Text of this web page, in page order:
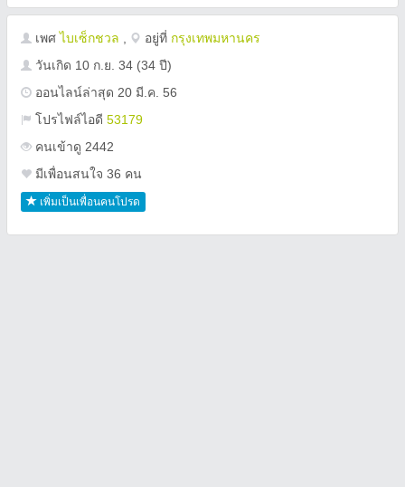
เพศไบเซ็กชวล อยู่ที่ กรุงเทพมหานคร
วันเกิด 10 ก.ย. 34 (34 ปี)
ออนไลน์ล่าสุด 20 มี.ค. 56
โปรไฟล์ไอดี 53179
คนเข้าดู 2442
มีเพื่อนสนใจ 36 คน
เพิ่มเป็นเพื่อนคนโปรด